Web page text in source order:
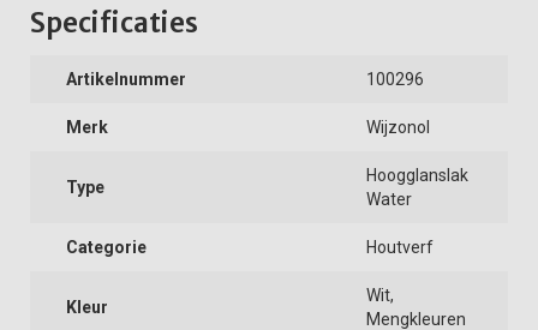
Specificaties
Artikelnummer 100296
Merk Wijzonol
Type
Hoogglanslak
Water
Categorie Houtverf
Kleur
Wit,
Mengkleuren